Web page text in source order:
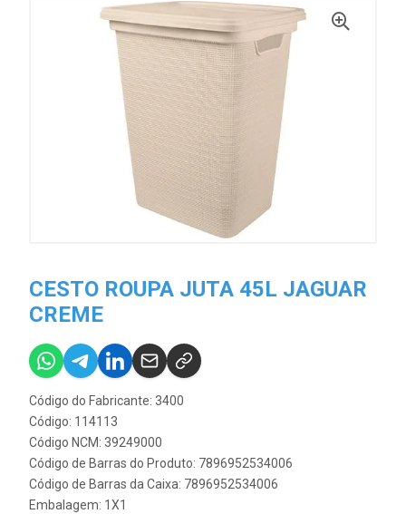
CESTO ROUPA JUTA 45L JAGUAR
CREME
Código do Fabricante: 3400
Código: 114113
Código NCM: 39249000
Código de Barras do Produto: 7896952534006
Código de Barras da Caixa: 7896952534006
Embalagem: 1X1